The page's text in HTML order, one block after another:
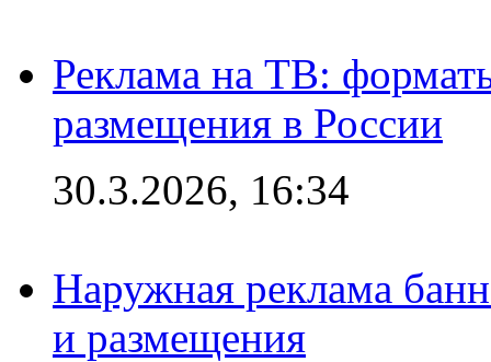
Реклама на ТВ:
размещения в России
30.3.2026, 16:34
Наружная реклама
и размещения